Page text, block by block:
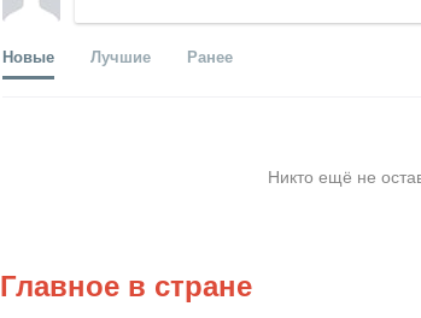
Новые Лучшие Ранее
Никто ещё не
Главное в стране